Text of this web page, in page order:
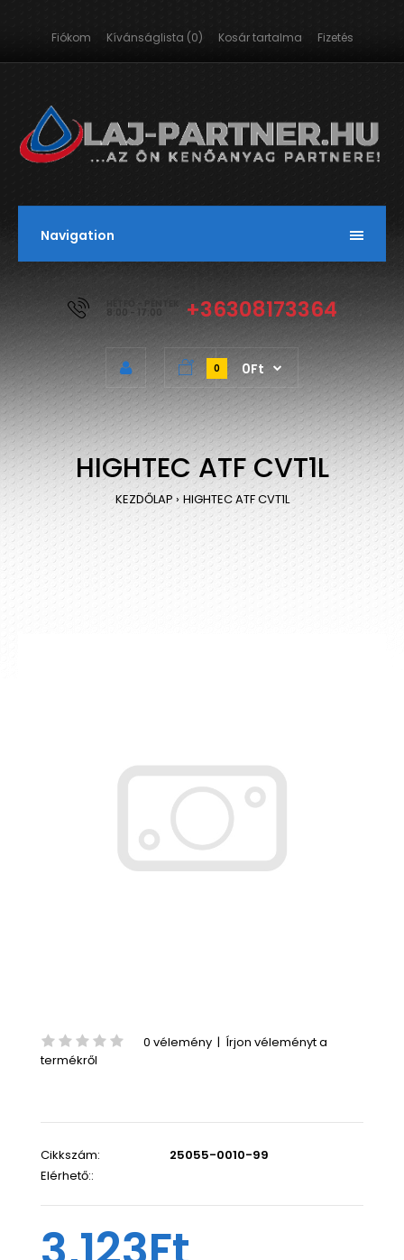
Fiókom Kívánságlista (0) Kosár tartalma Fizetés
Navigation
HÉTFŐ - PÉNTEK
8:00 - 17:00 +36308173364
0 0Ft
HIGHTEC ATF CVT1L
KEZDŐLAP HIGHTEC ATF CVT1L
0 vélemény | Írjon véleményt a
termékről
Cikkszám:
25055-0010-99
Elérhető::